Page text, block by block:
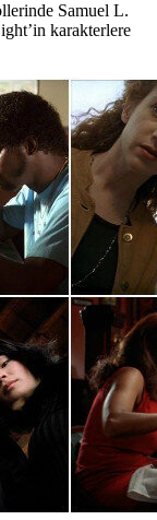
Samuel L.
karakterlere